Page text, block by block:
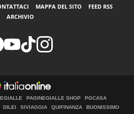
MAPPA DEL SITO
FEED RSS
ARCHIVIO
PAGINEGIALLE SHOP
PGCASA
DILEI SIVIAGGIA QUIFINANZA
BUONISSIMO